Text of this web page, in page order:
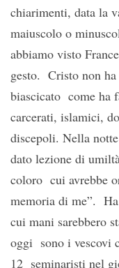
chiarimenti, data la
maiuscolo o
abbiamo visto
gesto. Cristo non ha
biascicato come
carcerati, islamici,
discepoli. Nella
dato lezione di
coloro cui avrebbe
memoria di me”.
cui mani sarebbero
oggi sono i vescovi
12 seminaristi nel